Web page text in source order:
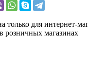
только для интернет-
розничных магазинах